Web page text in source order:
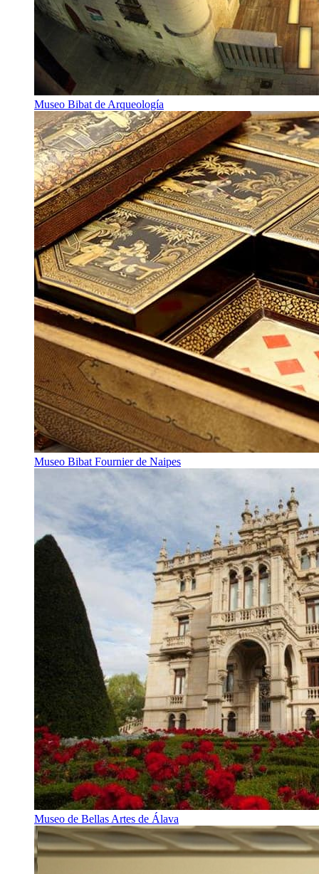
Museo Bibat de Arqueología
Museo Bibat Fournier de Naipes
Museo de Bellas Artes de Álava